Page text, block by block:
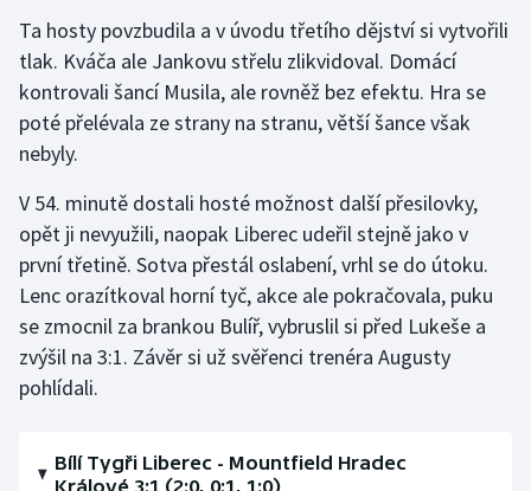
Ta hosty povzbudila a v úvodu třetího dějství si vytvořili
tlak. Kváča ale Jankovu střelu zlikvidoval. Domácí
kontrovali šancí Musila, ale rovněž bez efektu. Hra se
poté přelévala ze strany na stranu, větší šance však
nebyly.
V 54. minutě dostali hosté možnost další přesilovky,
opět ji nevyužili, naopak Liberec udeřil stejně jako v
první třetině. Sotva přestál oslabení, vrhl se do útoku.
Lenc orazítkoval horní tyč, akce ale pokračovala, puku
se zmocnil za brankou Bulíř, vybruslil si před Lukeše a
zvýšil na 3:1. Závěr si už svěřenci trenéra Augusty
pohlídali.
Bílí Tygři Liberec - Mountfield Hradec
Králové 3:1 (2:0, 0:1, 1:0)